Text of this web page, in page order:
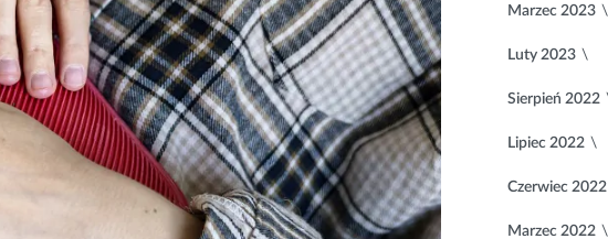
Marzec 2023
Luty 2023
Sierpień 2022
Lipiec 2022
Czerwiec 2022
Marzec 2022